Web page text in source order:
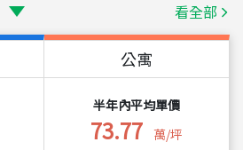
看全部
公寓
半年內平均單價
73.77 萬/坪